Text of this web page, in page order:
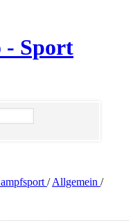
- Sport
/ Allgemein /